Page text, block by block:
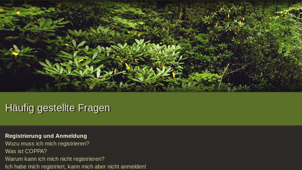
Häufig gestellte Fragen
Registrierung und Anmeldung
Wozu muss ich mich registrieren?
Was ist COPPA?
Warum kann ich mich nicht registrieren?
Ich habe mich registriert, kann mich aber nicht anmelden!